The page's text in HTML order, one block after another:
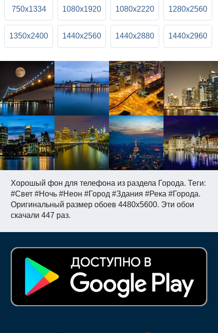
Хорошый фон для телефона из раздела Города. Теги:
#Свет #Ночь #Неон #Город #Здания #Река #Города.
Оригинальный размер обоев 4480x5600. Эти обои
скачали 447 раз.
750x1334 1080x1920 1080x2220 1280x2560
1350x2400 1440x2560 1440x2880 1440x2960